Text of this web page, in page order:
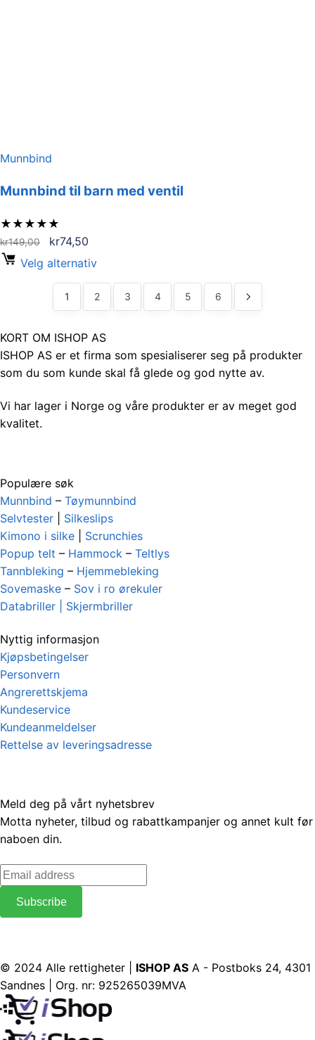
Munnbind
Munnbind til barn med ventil
★ ★ ★ ★ ★
kr149,00
Opprinnelig
pris
kr149,00.
kr74,50
pris
kr74,50.
Velg alternativ
1 2 3 4 5 6
KORT OM ISHOP AS
ISHOP AS er et firma som spesialiserer seg på produkter
som du som kunde skal få glede og god nytte av.
Vi har lager i Norge og våre produkter er av meget god
kvalitet.
Populære søk
Munnbind – Tøymunnbind
Selvtester
Silkeslips
Kimono i silke
Scrunchies
Popup telt – Hammock – Teltlys
Tannbleking – Hjemmebleking
Sovemaske – Sov i ro ørekuler
Databriller | Skjermbriller
Nyttig informasjon
Kjøpsbetingelser
Personvern
Angrerettskjema
Kundeservice
Kundeanmeldelser
Rettelse av leveringsadresse
Meld deg på vårt nyhetsbrev
Motta nyheter, tilbud og rabattkampanjer og annet kult før
naboen din.
© 2024 Alle rettigheter | ISHOP AS A - Postboks 24, 4301
Sandnes | Org. nr: 925265039MVA